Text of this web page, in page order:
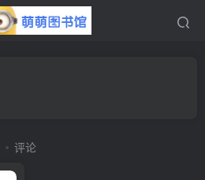
评论